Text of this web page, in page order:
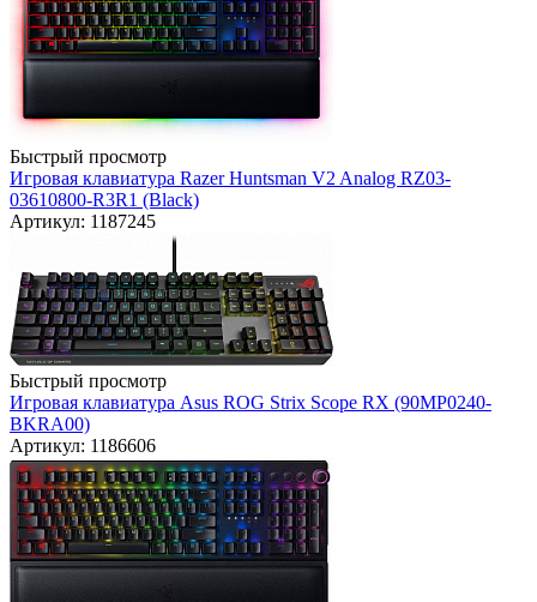
Быстрый просмотр
Игровая клавиатура Razer Huntsman V2 Analog RZ03-
03610800-R3R1 (Black)
Артикул: 1187245
Быстрый просмотр
Игровая клавиатура Asus ROG Strix Scope RX (90MP0240-
BKRA00)
Артикул: 1186606